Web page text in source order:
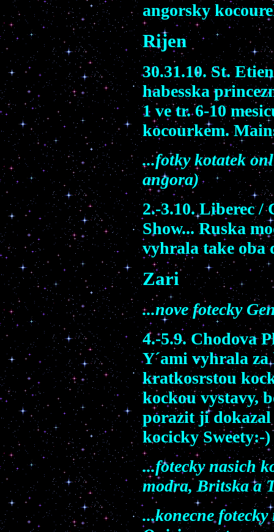
angorsky
Rijen
30.31.10. St.
habesska
1 ve tr. 6-10
kocourkem.
...fotky kotatek
angora)
2.-3.10. Liberec /
Show... Ruska
vyhrala take oba
Zari
...nove fotecky
4.-5.9. Chodova
Y´ami vyhrala
kratkosrstou
kockou vystavy,
porazit ji
kocicky Sweety:-)
...fotecky nasich
modra, Britska a
...konecne